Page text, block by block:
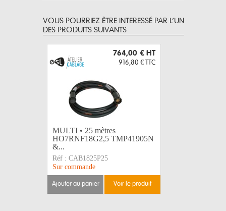
VOUS POURRIEZ ÊTRE INTERESSÉ PAR L’UN
DES PRODUITS SUIVANTS
764,00 € HT
916,80 € TTC
MULTI • 25 mètres
HO7RNF18G2,5 TMP41905N
&...
Réf : CAB1825P25
Sur commande
ajouter au panier voir le produit